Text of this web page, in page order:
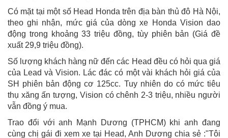
Có mặt tại một số Head Honda trên địa bàn thủ đô Hà Nội,
theo ghi nhận, mức giá của dòng xe Honda Vision dao
động trong khoảng 33 triệu đồng, tùy phiên bản (Giá đề
xuất 29,9 triệu đồng).
Số lượng khách hàng nữ đến các Head đều có hỏi qua giá
của Lead và Vision. Lác đác có một vài khách hỏi giá của
SH phiên bản động cơ 125cc. Tuy nhiên do có mức tiêu
thụ xăng ấn tượng, Vision có chênh 2-3 triệu, nhiều người
vẫn đồng ý mua.
Trao đổi với anh Mạnh Dương (TPHCM) khi anh đang
cùng chị gái đi xem xe tại Head, Anh Dương chia sẻ :"Tôi